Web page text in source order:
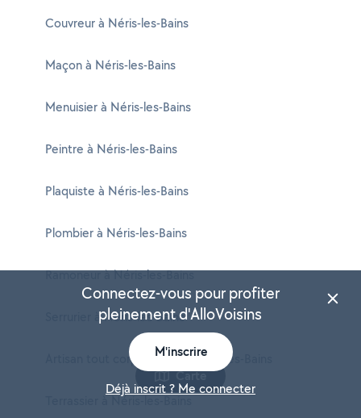
Couvreur à Néris-les-Bains
Maçon à Néris-les-Bains
Menuisier à Néris-les-Bains
Peintre à Néris-les-Bains
Plaquiste à Néris-les-Bains
Plombier à Néris-les-Bains
Ramoneur à Néris-les-Bains
Serrurier à Néris-les-Bains
Artisan tout corps d'état à Néris-les-Bains
Terrassier à Néris-les-Bains
Carte
Connectez-vous pour profiter
pleinement d'AlloVoisins
M'inscrire
Déjà inscrit ? Me connecter